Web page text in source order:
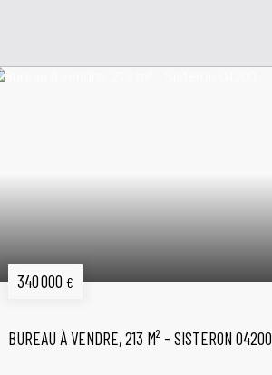
340 000 €
BUREAU À VENDRE, 213 M² - SISTERON 04200